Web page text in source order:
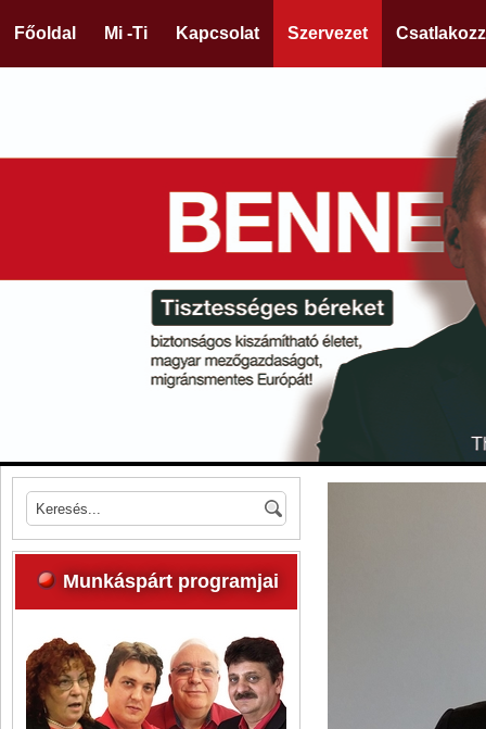
Főoldal Mi -Ti Kapcsolat Szervezet Csatlakozz
Munkáspárt programjai